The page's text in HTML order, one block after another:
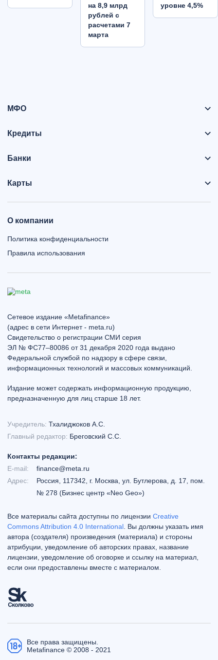
на 8,9 млрд
рублей с
расчетами 7
марта
уровне 4,5%
МФО
Кредиты
Банки
Карты
О компании
Политика конфиденциальности
Правила использования
Сетевое издание «Metafinance»
(адрес в сети Интернет - meta.ru)
Свидетельство о регистрации СМИ серия
ЭЛ № ФС77–80086 от 31 декабря 2020 года выдано
Федеральной службой по надзору в сфере связи,
информационных технологий и массовых коммуникаций.
Издание может содержать информационную продукцию,
предназначенную для лиц старше 18 лет.
Учредитель: Тхалиджоков А.С.
Главный редактор: Бреговский С.С.
Контакты редакции:
E-mail:
finance@meta.ru
Адрес:
Россия, 117342, г. Москва, ул. Бутлерова, д. 17, пом.
№ 278 (Бизнес центр «Neo Geo»)
Все материалы сайта доступны по лицензии Creative
Commons Attribution 4.0 International . Вы должны указать имя
автора (создателя) произведения (материала) и стороны
атрибуции, уведомление об авторских правах, название
лицензии, уведомление об оговорке и ссылку на материал,
если они предоставлены вместе с материалом.
Все права защищены.
Metafinance © 2008 - 2021